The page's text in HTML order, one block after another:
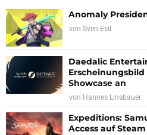
Anomaly
von Sven Evil
Daedalic
Showcase an
von Hannes Linsbauer
Expeditions:
Access auf Steam